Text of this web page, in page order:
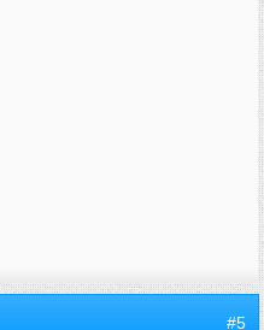
#5